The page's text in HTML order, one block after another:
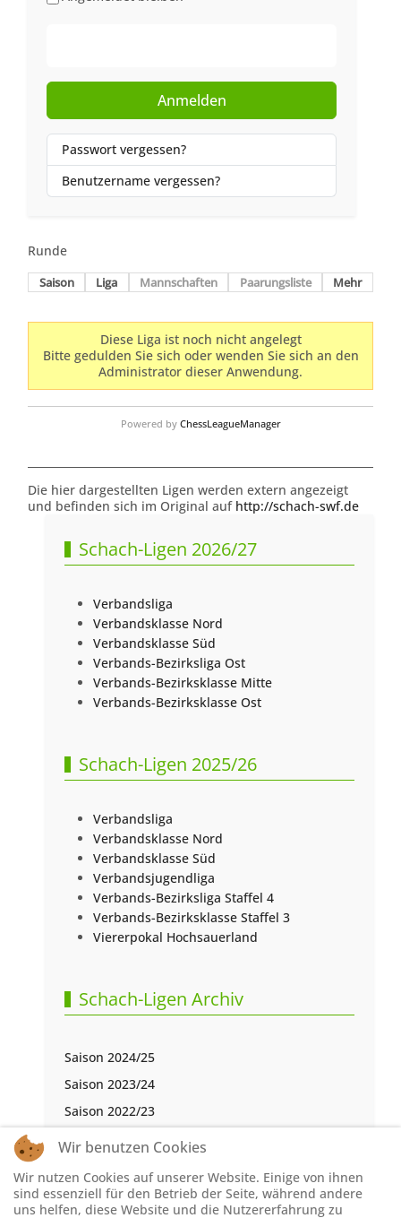
Anmelden
Passwort vergessen?
Benutzername vergessen?
Runde
Saison Liga Mannschaften Paarungsliste Mehr
Diese Liga ist noch nicht angelegt
Bitte gedulden Sie sich oder wenden Sie sich an den
Administrator dieser Anwendung.
Powered by ChessLeagueManager
Die hier dargestellten Ligen werden extern angezeigt
und befinden sich im Original auf http://schach-swf.de
Schach-Ligen 2026/27
Verbandsliga
Verbandsklasse Nord
Verbandsklasse Süd
Verbands-Bezirksliga Ost
Verbands-Bezirksklasse Mitte
Verbands-Bezirksklasse Ost
Schach-Ligen 2025/26
Verbandsliga
Verbandsklasse Nord
Verbandsklasse Süd
Verbandsjugendliga
Verbands-Bezirksliga Staffel 4
Verbands-Bezirksklasse Staffel 3
Viererpokal Hochsauerland
Schach-Ligen Archiv
Saison 2024/25
Saison 2023/24
Saison 2022/23
Saison 2021/22
Saison 2019/20
Wir benutzen Cookies
Wir nutzen Cookies auf unserer Website. Einige von ihnen
sind essenziell für den Betrieb der Seite, während andere
uns helfen, diese Website und die Nutzererfahrung zu